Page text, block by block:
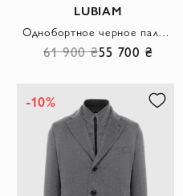
LUBIAM
61 900 ₴55 700 ₴
-10%